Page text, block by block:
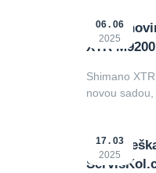
Horká
XTR
06
06
2025
Shimano
novou sadou,
Ode
17
03
2025